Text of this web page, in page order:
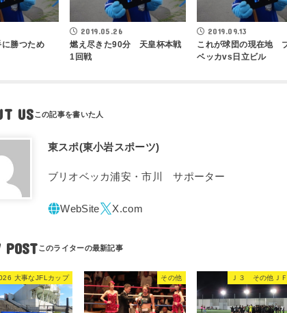
勝つため
2019.05.26
燃え尽きた90分 天皇杯本戦
1回戦
2019.09.13
これが球団の現在地
ベッカvs日立ビル
US
東スポ(東小岩スポーツ)
ブリオベッカ浦安・市川 サポーター
POST
大事なJFLカップ その他 Ｊ３ その他ＪＦ